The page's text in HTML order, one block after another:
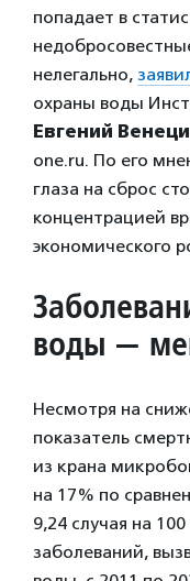
попадает в
нелегально,
охраны воды
Евгений
one.ru. По его
глаза на сброс
концентрацией
экономического
воды —
Несмотря на
показатель
из крана
на 17% по
9,24 случая на
заболеваний,